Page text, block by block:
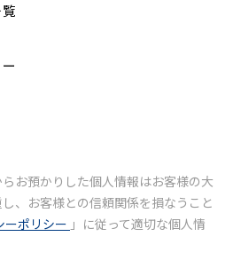
お預かりした個人情報はお客様の大
、お客様との信頼関係を損なうこと
ーポリシー 」に従って適切な個人情